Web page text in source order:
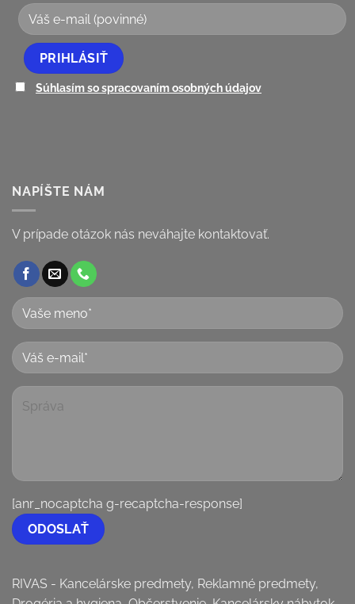
Súhlasím so spracovaním osobných údajov
NAPÍŠTE NÁM
V prípade otázok nás neváhajte kontaktovať.
[anr_nocaptcha g-recaptcha-response]
RIVAS - Kancelárske predmety, Reklamné predmety,